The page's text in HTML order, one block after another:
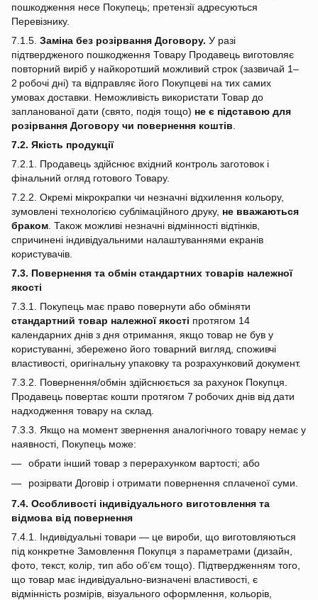
пошкодження несе Покупець; претензії адресуються
Перевізнику.
7.1.5. Заміна без розірвання Договору. У разі
підтвердженого пошкодження Товару Продавець виготовляє
повторний виріб у найкоротший можливий строк (зазвичай 1–
2 робочі дні) та відправляє його Покупцеві на тих самих
умовах доставки. Неможливість використати Товар до
запланованої дати (свято, подія тощо) не є підставою для
розірвання Договору чи повернення коштів
7.2. Якість продукції
7.2.1. Продавець здійснює вхідний контроль заготовок і
фінальний огляд готового Товару.
7.2.2. Окремі мікрокрапки чи незначні відхилення кольору,
зумовлені технологією сублімаційного друку, не вважаються
браком . Також можливі незначні відмінності відтінків,
спричинені індивідуальними налаштуваннями екранів
користувачів.
7.3. Повернення та обмін стандартних товарів належної
якості
7.3.1. Покупець має право повернути або обміняти
стандартний товар належної якості протягом 14
календарних днів з дня отримання, якщо товар не був у
користуванні, збережено його товарний вигляд, споживчі
властивості, оригінальну упаковку та розрахунковий документ.
7.3.2. Повернення/обмін здійснюється за рахунок Покупця.
Продавець повертає кошти протягом 7 робочих днів від дати
надходження товару на склад.
7.3.3. Якщо на момент звернення аналогічного товару немає у
наявності, Покупець може:
обрати інший товар з перерахунком вартості; або
розірвати Договір і отримати повернення сплаченої суми.
7.4. Особливості індивідуального виготовлення та
відмова від повернення
7.4.1. Індивідуальні товари — це вироби, що виготовляються
під конкретне Замовлення Покупця з параметрами (дизайн,
фото, текст, колір, тип або об’єм тощо). Підтвердженням того,
що товар має індивідуально‑визначені властивості, є
відмінність розмірів, візуального оформлення, кольорів,